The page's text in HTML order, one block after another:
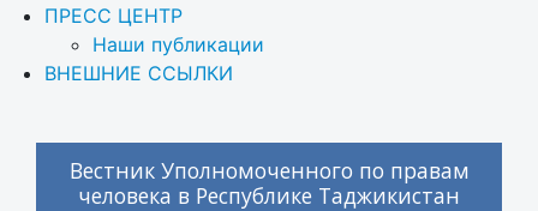
ПРЕСС ЦЕНТР
Наши публикации
ВНЕШНИЕ ССЫЛКИ
Вестник Уполномоченного по правам
человека в Республике Таджикистан